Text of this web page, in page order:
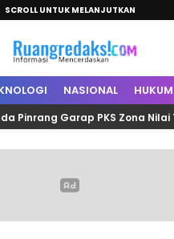
SCROLL UNTUK MELANJUTKAN
Ruang Redaksi
Informasi Mencerdaskan
NASIONAL
Garap PKS Zona Nilai